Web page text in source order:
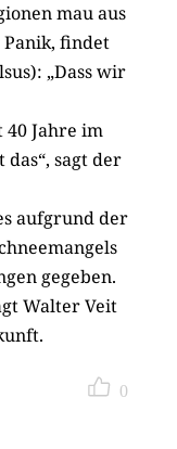
mau aus
Panik, findet
„Dass wir
Jahre im
das“, sagt der
aufgrund der
gegeben.
Walter Veit
0